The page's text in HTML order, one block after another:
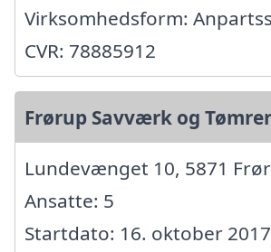
Virksomhedsform:
CVR: 78885912
Frørup Savværk og
Lundevænget 10, 5871
Ansatte: 5
Startdato: 16. oktober